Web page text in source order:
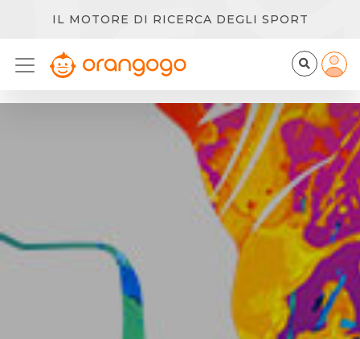
IL MOTORE DI RICERCA DEGLI SPORT